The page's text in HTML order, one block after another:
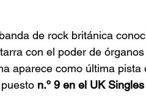
de rock británica
con el poder de
aparece como última pista
n.º 9 en el UK